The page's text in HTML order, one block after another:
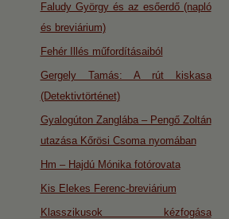
Faludy György és az esőerdő (napló
és breviárium)
Fehér Illés műfordításaiból
Gergely Tamás: A rút kiskasa
(Detektivtörténet)
Gyalogúton Zanglába – Pengő Zoltán
utazása Kőrösi Csoma nyomában
Hm – Hajdú Mónika fotórovata
Kis Elekes Ferenc-breviárium
Klasszikusok kézfogása